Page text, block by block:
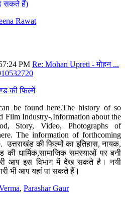
सकते हैं)
Rawat
PM Re: Mohan Upreti - मोहन ...
की फिल्में
be found here.The history of so
Film Industry-,Information about the
Story, Video, Photographs of
The information of forthcoming
की फिल्मों का इतिहास, नायक,
की धार्मिक,सामाजिक समस्याओं पर बनी
आप इस विभाग में देख सकते है। नयी
भी आप यहां पा सकते हैं।
, Parashar Gaur